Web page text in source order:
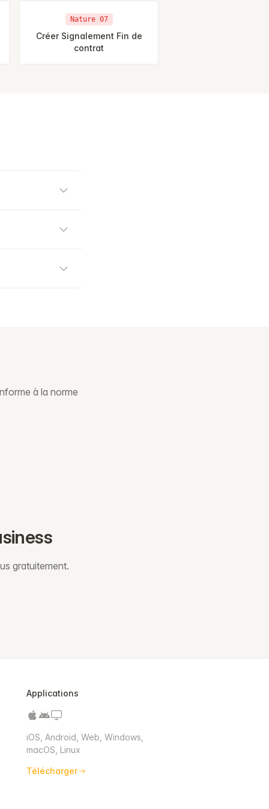
Nature 07
Créer Signalement Fin de
contrat
à la norme
gratuitement.
Applications
iOS, Android, Web, Windows,
macOS, Linux
Télécharger